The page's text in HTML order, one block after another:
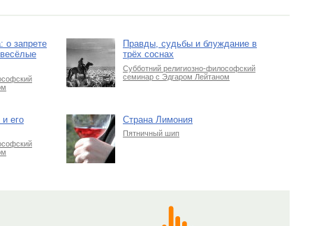
о запрете
Правды, судьбы и блуждание в
трёх соснах
Субботний религиозно-философский
семинар с Эдгаром Лейтаном
его
Страна Лимония
Пятничный шип